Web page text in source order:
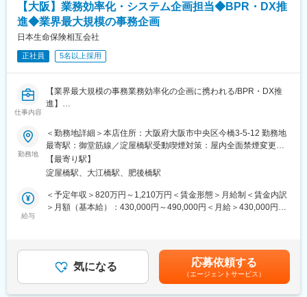
■キャリアパス
・大阪の事業所内の各オペレーションラインに配属し、各プロジ
ェクトをご担当いただきます
・その後、ご経験・ご希望・適性を踏まえプロジェクトマネージ
ャーやIT領域等での活躍等大阪の事業所をベースに幅広いキャリ
アが築けます。
■魅力
・ITに係る技術の知識のみならず、法務、各事業会社でのBPR経
・保険会社での保険事務オペレーション経験も即戦力としてご活
躍いただけます。
2025-1072G
変更の範囲：会社の定める業務
【大阪】業務効率化・システム企画担当◆BPR・DX推
進◆業界最大規模の事務企画
日本生命保険相互会社
正社員 5名以上採用
仕事内容
【業界最大規模の事務業務効率化の企画に携われる/BPR・DX推
進】
・AI等の技術の進展、マイナンバーインフラの整備、医療技術
の進展等の新たな知見を活用し、お客様とのインターフェースか
ら紙のバックオフィスの事務のオペレーションまで、プロジェク
トを各担当部にて企画推進いただきます。
・約4000名の事務オペレーションの変革に向けて大規模投資を
実施中
■職務詳細
含む）
・企業保険の申込書をスマートフォン申込へ移行
・新商品発売に伴う事務・システム開発（個人保険・企業保
勤務地
＜勤務地詳細＞本店住所：大阪府大阪市中央区今橋3-5-12 勤務地
最寄駅：御堂筋線／淀屋橋駅受動喫煙対策：屋内全面禁煙変更の
範囲：会社の定める事業所
【最寄り駅】
淀屋橋駅、大江橋駅、肥後橋駅
給与
＜予定年収＞820万円～1,210万円＜賃金形態＞月給制＜賃金内訳
＞月額（基本給）：430,000円～490,000円＜月給＞430,000円～
気になる 応募依頼する
（エージェントサービス）